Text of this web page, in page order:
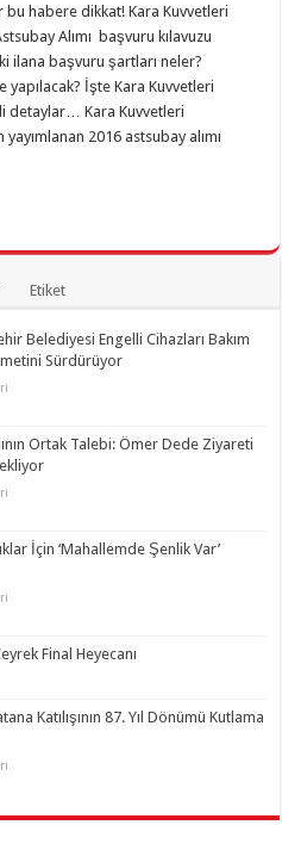
habere dikkat! Kara Kuvvetleri
Alımı başvuru kılavuzu
ilana başvuru şartları neler?
İşte Kara Kuvvetleri
detaylar… Kara Kuvvetleri
2016 astsubay alımı
Etiket
Belediyesi Engelli Cihazları Bakım
Sürdürüyor
Ortak Talebi: Ömer Dede Ziyareti
İçin ‘Mahallemde Şenlik Var’
Final Heyecanı
Katılışının 87. Yıl Dönümü Kutlama